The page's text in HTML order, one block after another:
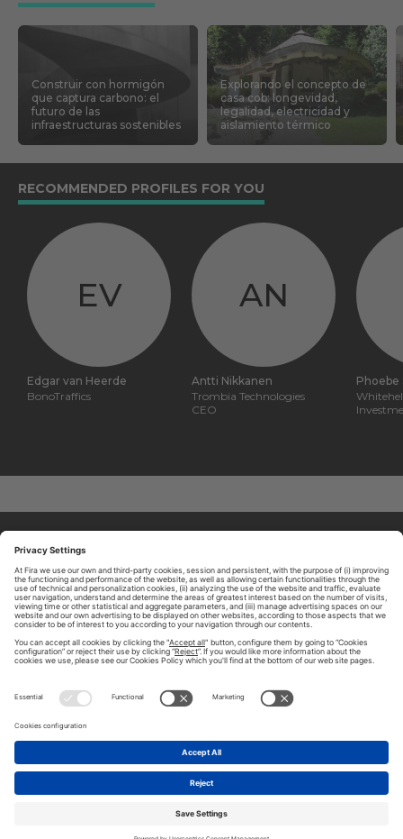
Construir con hormigón
que captura carbono: el
futuro de las
infraestructuras sostenibles
Explorando el concepto de
casa cob: longevidad,
legalidad, electricidad y
aislamiento térmico
RECOMMENDED PROFILES FOR YOU
EV
Edgar van Heerde
BonoTraffics
AN
Antti Nikkanen
Trombia Technologies
CEO
Phoebe
CONTACT US
LEGAL NOTICE